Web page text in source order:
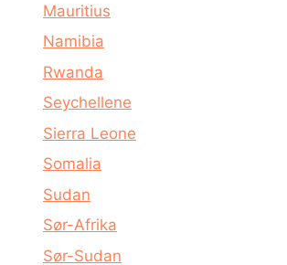
Mauritius
Namibia
Rwanda
Seychellene
Sierra Leone
Somalia
Sudan
Sør-Afrika
Sør-Sudan